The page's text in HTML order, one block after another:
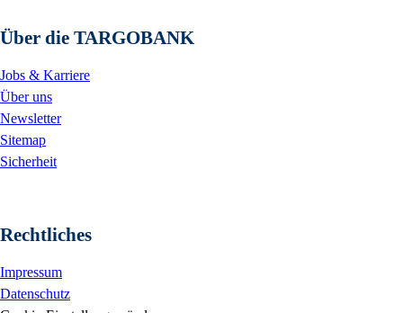
Über die TARGOBANK
Jobs & Karriere
Über uns
Newsletter
Sitemap
Sicherheit
Rechtliches
Impressum
Datenschutz